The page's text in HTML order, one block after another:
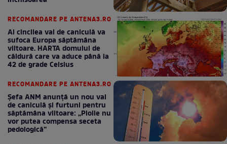
RECOMANDARE PE ANTENA3.RO
Al cincilea val de caniculă va
sufoca Europa săptămâna
viitoare. HARTA domului de
căldură care va aduce până la
42 de grade Celsius
RECOMANDARE PE ANTENA3.RO
Șefa ANM anunță un nou val
de caniculă și furtuni pentru
săptămâna viitoare: „Ploile nu
vor putea compensa seceta
pedologică”